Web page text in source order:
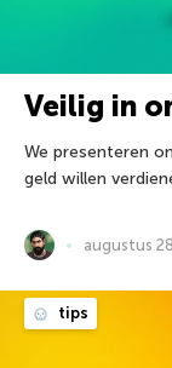
Veilig in
We presenteren
geld willen
augustus
tips